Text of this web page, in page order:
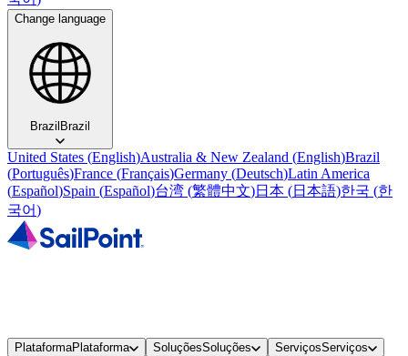
Change language
BrazilBrazil
United States (English)Australia & New Zealand (English)Brazil
(Português)France (Français)Germany (Deutsch)Latin America
(Español)Spain (Español)台湾 (繁體中文)日本 (日本語)한국 (한
국어)
PlataformaPlataforma SoluçõesSoluções ServiçosServiços